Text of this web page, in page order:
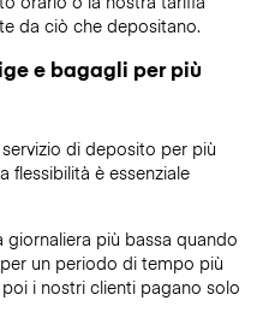
da ciò che depositano.
e bagagli per più
di deposito per più
flessibilità è essenziale
più bassa quando
un periodo di tempo più
i nostri clienti pagano solo